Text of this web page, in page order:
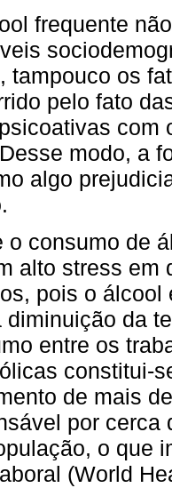
frequente
tampouco os
pelo fato
com
modo, a
algo
o consumo de
alto stress em
pois o
diminuição da
entre os
constitui-
de mais
por cerca
o que
(World